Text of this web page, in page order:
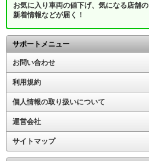
お気に入り車両の値下げ、気になる店舗の
新着情報などが届く！
サポートメニュー
お問い合わせ
利用規約
個人情報の取り扱いについて
運営会社
サイトマップ